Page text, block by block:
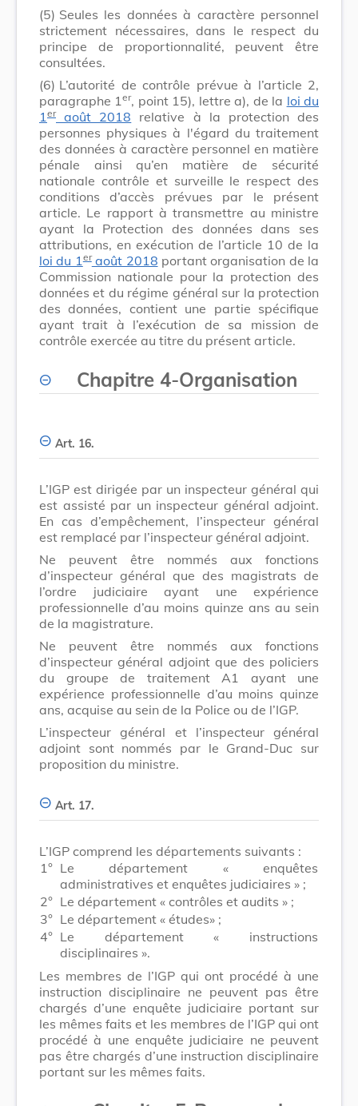
(5) Seules les données à caractère personnel
strictement nécessaires, dans le respect du
principe de proportionnalité, peuvent être
consultées.
(6) L’autorité de contrôle prévue à l’article 2,
paragraphe 1er, point 15), lettre a), de la loi du
1 eraoût 2018 relative à la protection des
personnes physiques à l'égard du traitement
des données à caractère personnel en matière
pénale ainsi qu’en matière de sécurité
nationale contrôle et surveille le respect des
conditions d’accès prévues par le présent
article. Le rapport à transmettre au ministre
ayant la Protection des données dans ses
attributions, en exécution de l’article 10 de la
loi du 1eraoût 2018 portant organisation de la
Commission nationale pour la protection des
données et du régime général sur la protection
des données, contient une partie spécifique
ayant trait à l’exécution de sa mission de
contrôle exercée au titre du présent article.
Chapitre 4-Organisation
Art. 16.
L’IGP est dirigée par un inspecteur général qui
est assisté par un inspecteur général adjoint.
En cas d’empêchement, l’inspecteur général
est remplacé par l’inspecteur général adjoint.
Ne peuvent être nommés aux fonctions
d’inspecteur général que des magistrats de
l’ordre judiciaire ayant une expérience
professionnelle d’au moins quinze ans au sein
de la magistrature.
Ne peuvent être nommés aux fonctions
d’inspecteur général adjoint que des policiers
du groupe de traitement A1 ayant une
expérience professionnelle d’au moins quinze
ans, acquise au sein de la Police ou de l’IGP.
L’inspecteur général et l’inspecteur général
adjoint sont nommés par le Grand-Duc sur
proposition du ministre.
Art. 17.
L’IGP comprend les départements suivants :
1° Le département « enquêtes
administratives et enquêtes judiciaires » ;
2° Le département « contrôles et audits » ;
3° Le département « études» ;
4° Le département « instructions
disciplinaires ».
Les membres de l’IGP qui ont procédé à une
instruction disciplinaire ne peuvent pas être
chargés d’une enquête judiciaire portant sur
les mêmes faits et les membres de l’IGP qui ont
procédé à une enquête judiciaire ne peuvent
pas être chargés d’une instruction disciplinaire
portant sur les mêmes faits.